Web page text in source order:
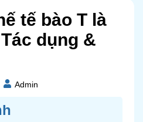
tế bào T là
dụng &
Admin